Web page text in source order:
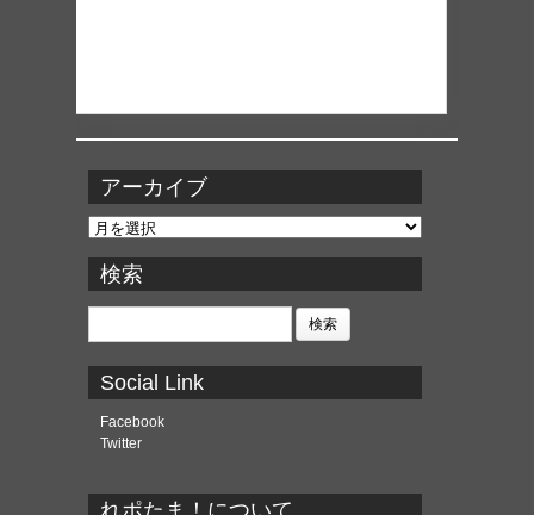
アーカイブ
ア
カ
イ
ブ
検索
検
Social Link
Facebook
Twitter